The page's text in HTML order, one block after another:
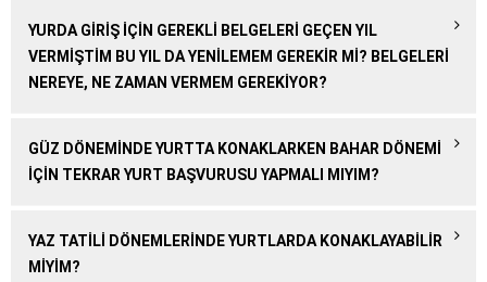
YURDA GIRIŞ IÇIN GEREKLI BELGELERI GEÇEN YIL
VERMIŞTIM BU YIL DA YENILEMEM GEREKIR MI? BELGELERI
NEREYE, NE ZAMAN VERMEM GEREKIYOR?
GÜZ DÖNEMINDE YURTTA KONAKLARKEN BAHAR DÖNEMI
IÇIN TEKRAR YURT BAŞVURUSU YAPMALI MIYIM?
YAZ TATILI DÖNEMLERINDE YURTLARDA KONAKLAYABILIR
MIYIM?